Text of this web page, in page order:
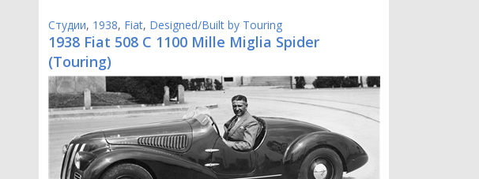
Студии, 1938, Fiat, Designed/Built by Touring
1938 Fiat 508 C 1100 Mille Miglia Spider
(Touring)